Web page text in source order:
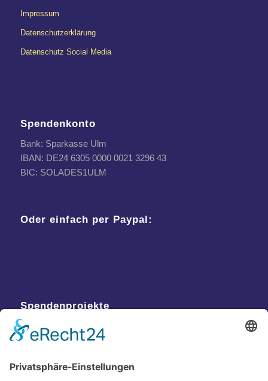
Impressum
Datenschutzerklärung
Datenschutz Social Media
Spendenkonto
Bank: Sparkasse Ulm
IBAN: DE24 6305 0000 0021 3296 43
BIC: SOLADES1ULM
Oder einfach per Paypal:
Spendenprojekte